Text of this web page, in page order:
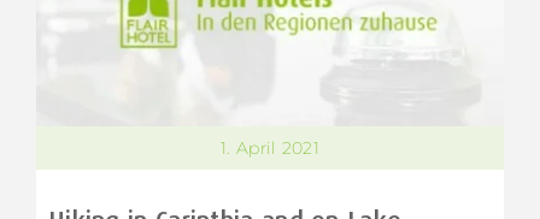
1. April 2021